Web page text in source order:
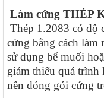
Làm cứng THÉP
Thép 1.2083 có độ
cứng bằng cách
sử dụng bể muối
giảm thiểu quá trình
nên đóng gói cứng